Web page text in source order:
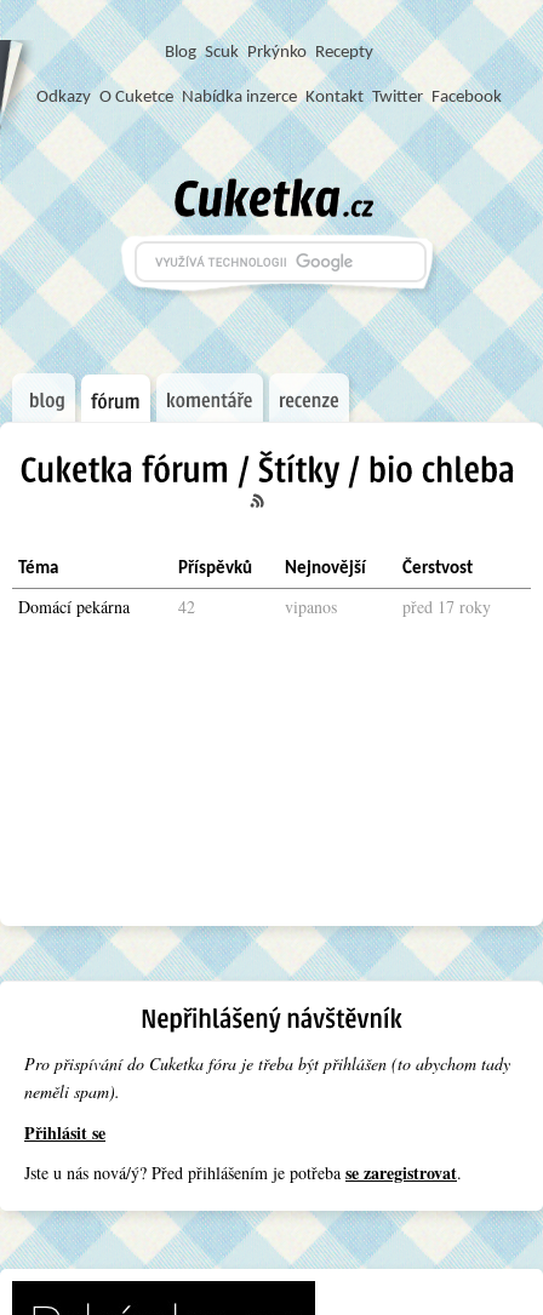
Blog Scuk Prkýnko Recepty
Odkazy O Cuketce Nabídka inzerce Kontakt Twitter Facebook
Téma Příspěvků Nejnovější Čerstvost
Domácí pekárna 42 vipanos před 17 roky
Pro přispívání do Cuketka fóra je třeba být přihlášen (to abychom tady
neměli spam).
Přihlásit se
Jste u nás nová/ý? Před přihlášením je potřeba se zaregistrovat.